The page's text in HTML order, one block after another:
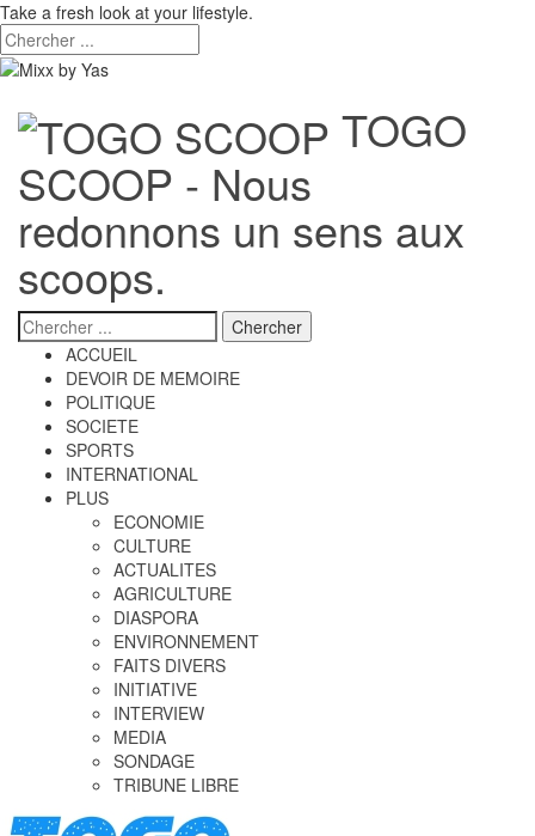
Take a fresh look at your lifestyle.
TOGO
SCOOP - Nous
redonnons un sens aux
scoops.
ACCUEIL
DEVOIR DE MEMOIRE
POLITIQUE
SOCIETE
SPORTS
INTERNATIONAL
PLUS
ECONOMIE
CULTURE
ACTUALITES
AGRICULTURE
DIASPORA
ENVIRONNEMENT
FAITS DIVERS
INITIATIVE
INTERVIEW
MEDIA
SONDAGE
TRIBUNE LIBRE